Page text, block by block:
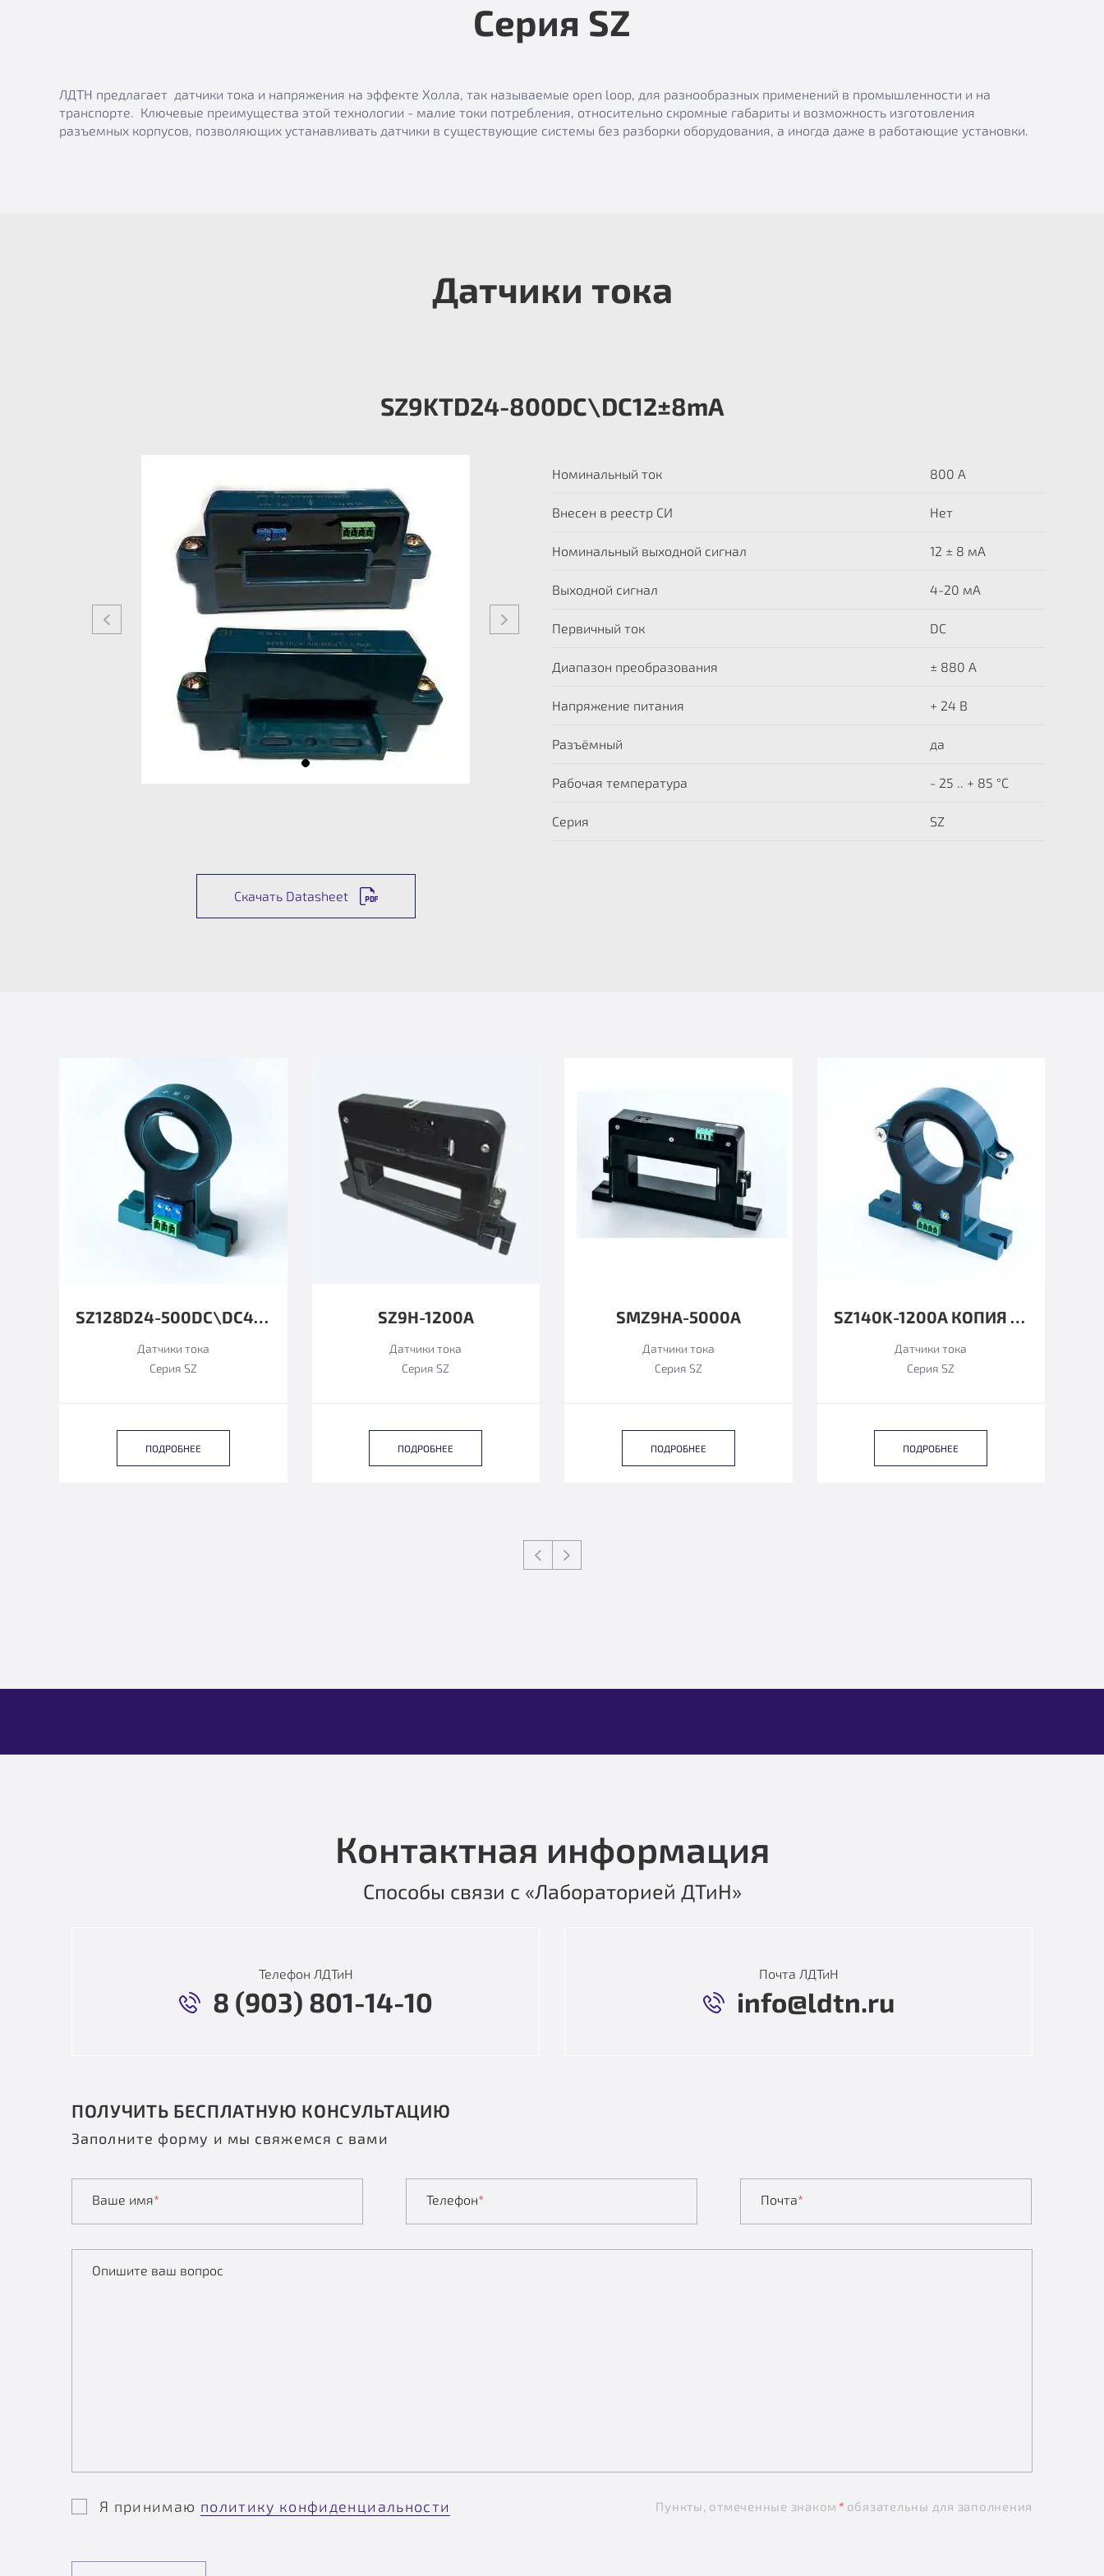
Серия SZ
ЛДТН предлагает датчики тока и напряжения на эффекте Холла, так называемые open loop, для разнообразных применений в промышленности и на
транспорте. Ключевые преимущества этой технологии - малие токи потребления, относительно скромные габариты и возможность изготовления
разъемных корпусов, позволяющих устанавливать датчики в существующие системы без разборки оборудования, а иногда даже в работающие установки.
Датчики тока
SZ9KTD24-800DC\DC12±8mA
Номинальный ток 800 А
Внесен в реестр СИ Нет
Номинальный выходной сигнал 12 ± 8 мА
Выходной сигнал 4-20 мА
Первичный ток DC
Диапазон преобразования ± 880 A
Напряжение питания + 24 В
Разъёмный да
Рабочая температура - 25 .. + 85 °C
Серия SZ
Скачать Datasheet
SZ128D24-500DC\DC4-20MA
Датчики тока
Серия SZ
ПОДРОБНЕЕ
SZ9H-1200А
Датчики тока
Серия SZ
ПОДРОБНЕЕ
SMZ9HA-5000А
Датчики тока
Серия SZ
ПОДРОБНЕЕ
SZ140K-1200А КОПИЯ КОПИЯ
Датчики тока
Серия SZ
ПОДРОБНЕЕ
Контактная информация
Способы связи с «Лабораторией ДТиН»
Телефон ЛДТиН
8 (903) 801-14-10
Почта ЛДТиН
info@ldtn.ru
ПОЛУЧИТЬ БЕСПЛАТНУЮ КОНСУЛЬТАЦИЮ
Заполните форму и мы свяжемся с вами
Ваше имя* Телефон* Почта*
Опишите ваш вопрос
Я принимаю политику конфиденциальности Пункты, отмеченные знаком *обязательны для заполнения